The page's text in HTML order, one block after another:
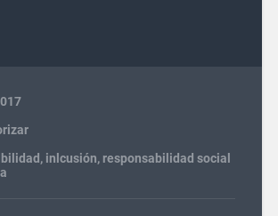
, inlcusión, responsabilidad social